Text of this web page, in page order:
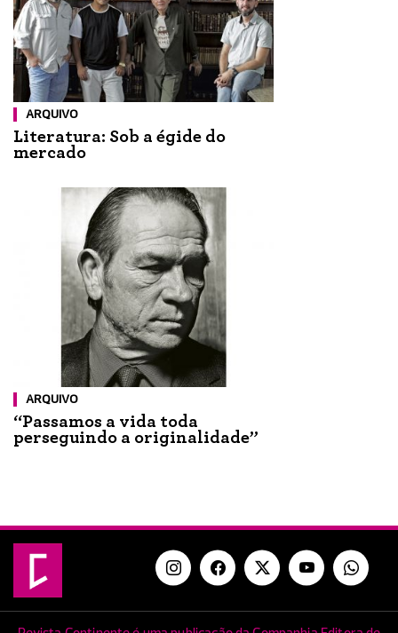
ARQUIVO
Literatura: Sob a égide do
mercado
ARQUIVO
“Passamos a vida toda
perseguindo a originalidade”